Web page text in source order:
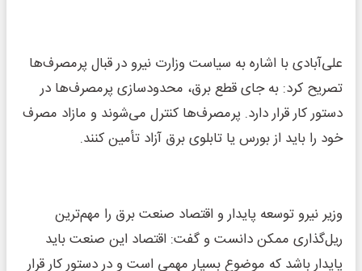
علی‌آبادی با اشاره به سیاست وزارت نیرو در قبال پرمصرف‌ها
تصریح کرد: به جای قطع برق، محدودسازی پرمصرف‌ها در
دستور کار قرار دارد. پرمصرف‌ها کنترل می‌شوند و مازاد مصرف
خود را باید از بورس یا تابلوی برق آزاد تأمین کنند.
وزیر نیرو توسعه پایدار و اقتصاد صنعت برق را مهم‌ترین
ریل‌گذاری ممکن دانست و گفت: اقتصاد این صنعت باید
پایدار باشد که موضوع بسیار مهمی است و در دستور کار قرار